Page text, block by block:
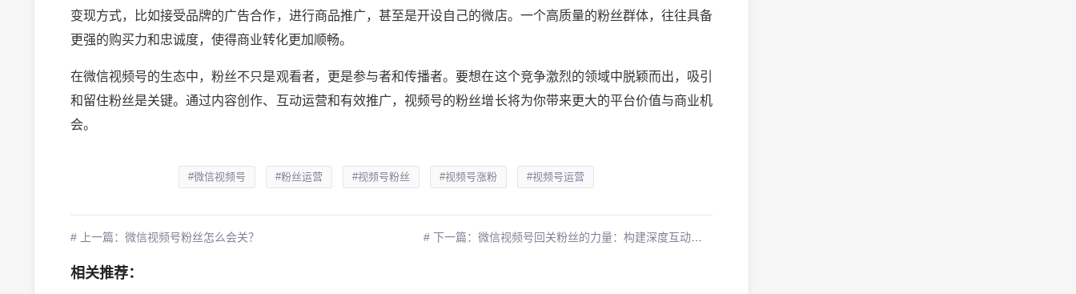
变现方式，比如接受品牌的广告合作，进行商品推广，甚至是开设自己的微店。一个高质量的粉丝群体，往往具备
更强的购买力和忠诚度，使得商业转化更加顺畅。
在微信视频号的生态中，粉丝不只是观看者，更是参与者和传播者。要想在这个竞争激烈的领域中脱颖而出，吸引
和留住粉丝是关键。通过内容创作、互动运营和有效推广，视频号的粉丝增长将为你带来更大的平台价值与商业机
会。
#微信视频号 #粉丝运营 #视频号粉丝 #视频号涨粉 #视频号运营
# 上一篇：微信视频号粉丝怎么会关？ # 下一篇：微信视频号回关粉丝的力量：构建深度互动与粉丝关系的秘籍
相关推荐：